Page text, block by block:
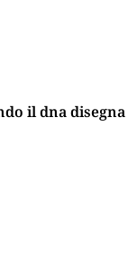
il dna disegna